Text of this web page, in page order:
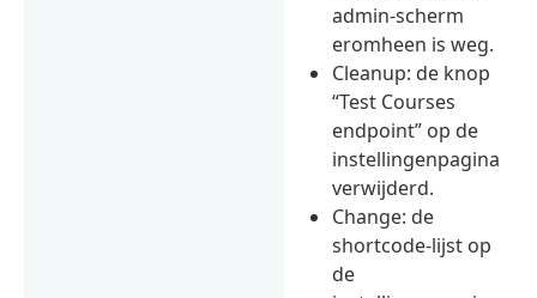
admin-scherm
eromheen is weg.
Cleanup: de knop
“Test Courses
endpoint” op de
instellingenpagina
verwijderd.
Change: de
shortcode-lijst op
de